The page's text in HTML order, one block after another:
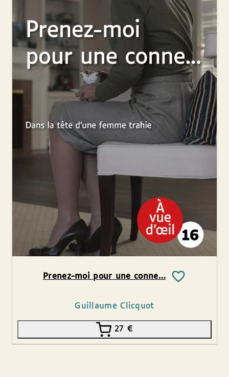
Prenez-moi pour une conne…
Guillaume Clicquot
27 €